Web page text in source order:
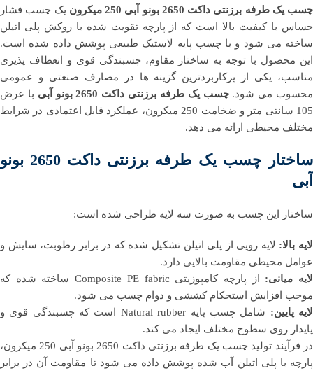
چسب یک طرفه برزنتی داکت 2650 بونو آبی 250 میکرون
یک چسب فشار
حساس با کیفیت بالا است که از پارچه تقویت شده با روکش پلی اتیلن
ساخته می شود و با چسب پایه لاستیک طبیعی پوشش داده شده است.
این محصول با توجه به ساختار مقاوم، چسبندگی قوی و انعطاف پذیری
مناسب، یکی از پرکاربردترین گزینه ها در مصارف صنعتی و عمومی
محسوب می شود.چسب یک طرفه برزنتی داکت 2650 بونو آبی
با عرض
105 سانتی متر و ضخامت 250 میکرون، عملکرد قابل اعتمادی در شرایط
مختلف محیطی ارائه می دهد.
ساختار چسب یک طرفه برزنتی داکت 2650 بونو
آبی
ساختار این چسب به صورت سه لایه طراحی شده است:
لایه بالا: لایه رویی از پلی اتیلن تشکیل شده که در برابر رطوبت، سایش و
عوامل محیطی مقاومت بالایی دارد.
لایه میانی:
از پارچه کامپوزیتی Composite PE fabric ساخته شده که
موجب افزایش استحکام کششی و دوام چسب می شود.
لایه پایین:
شامل چسب پایه Natural rubber است که چسبندگی قوی و
پایدار روی سطوح مختلف ایجاد می کند.
در فرآیند تولید چسب یک طرفه برزنتی داکت 2650 بونو آبی 250 میکرون،
پارچه با پلی اتیلن آب شده پوشش داده می شود تا مقاومت آن در برابر